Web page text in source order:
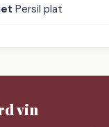
Persil plat
vin